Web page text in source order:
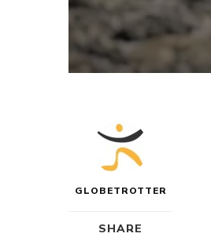
GLOBETROTTER
SHARE